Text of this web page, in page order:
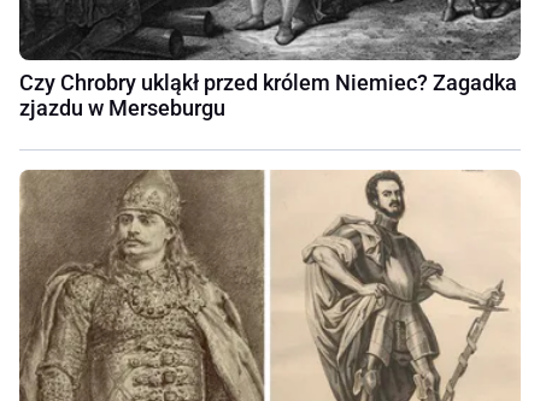
Czy Chrobry ukląkł przed królem Niemiec? Zagadka
zjazdu w Merseburgu